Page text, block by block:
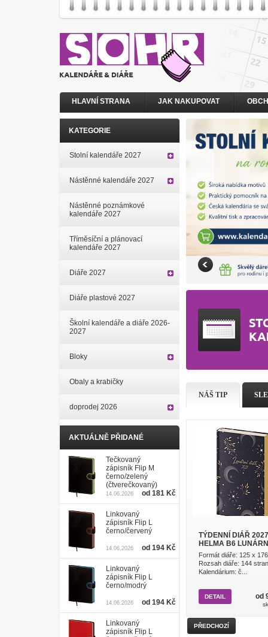
NÁŠ TIP
TÝDENNÍ DIÁŘ 2027
HELMA B6
Formát diáře: 125 x
Rozsah diáře: 144 stran
Kalendárium: č...
od
DETAIL
PŘEDCHOZÍ
KATEGORIE
Stolní kalendáře 2027
Nástěnné kalendáře 2027
Nástěnné poznámkové
kalendáře 2027
Tříměsíční a plánovací
kalendáře 2027
Diáře 2027
Diáře plastové 2027
Školní kalendáře a diáře 2026-
2027
Bloky
Obaly a krabičky
doprodej 2026
AKTUÁLNĚ PŘIDANÉ
Tečkovaný
zápisník Flip M
černo/zelený
(čtverečkovaný)
14.06.2026 od 181 Kč
Linkovaný
zápisník Flip L
černo/červený
14.06.2026 od 194 Kč
Linkovaný
zápisník Flip L
černo/modrý
14.06.2026 od 194 Kč
Linkovaný
zápisník Flip L
HLAVNÍ STRANA JAK NAKUPOVAT